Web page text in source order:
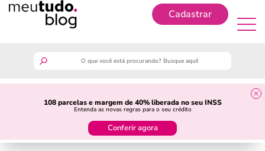
Cadastrar
108 parcelas e margem de 40% liberada no seu INSS
Entenda as novas regras para o seu crédito
Conferir agora
guia do trabalhador